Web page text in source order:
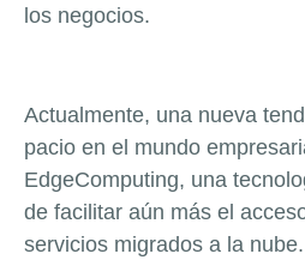
los negocios.
Actualmente, una nueva
pacio en el mundo
EdgeComputing, una
de facilitar aún más el
servicios migrados a la nube.